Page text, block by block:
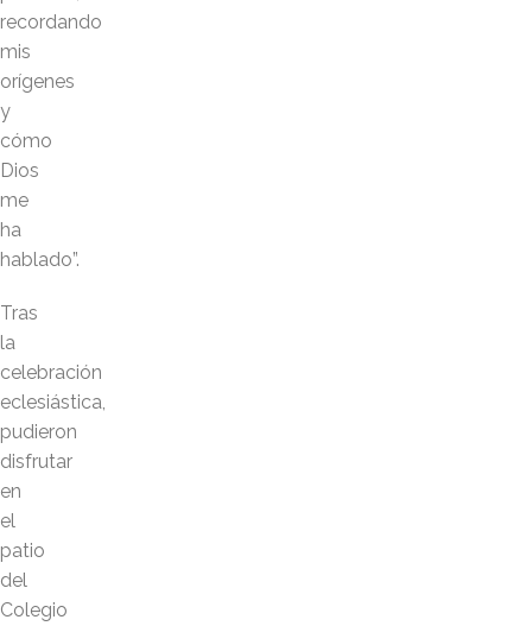
recordando
mis
orígenes
y
cómo
Dios
me
ha
hablado”.
Tras
la
celebración
eclesiástica,
pudieron
disfrutar
en
el
patio
del
Colegio